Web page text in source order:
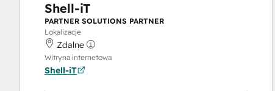
Shell-iT
PARTNER SOLUTIONS PARTNER
Lokalizacje
Zdalne
Witryna internetowa
Shell-iT